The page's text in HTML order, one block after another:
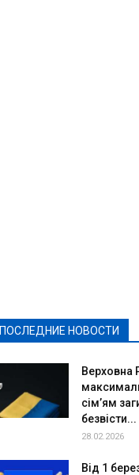
ПОСЛЕДНИЕ НОВОСТИ
Верховна
сім’ям
безвісти...
28.02.2026
Від 1